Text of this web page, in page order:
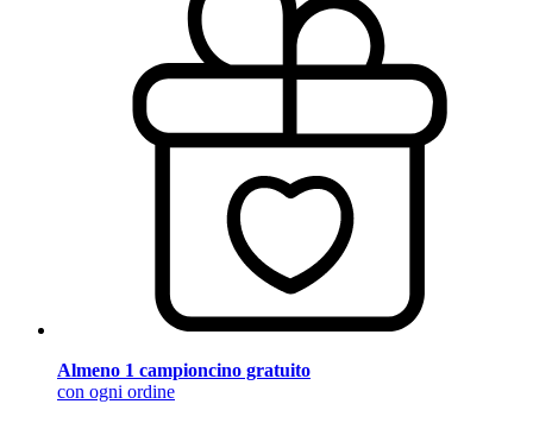
Almeno 1 campioncino gratuito
con ogni ordine